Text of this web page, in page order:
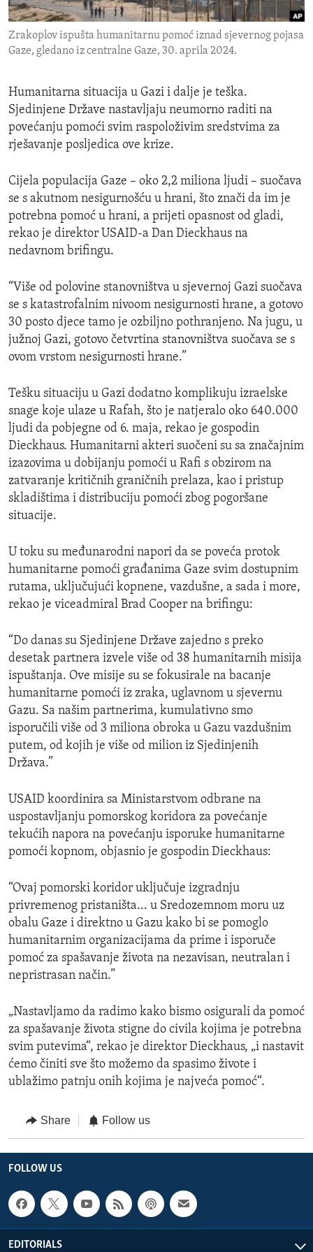
ENVIRONMENT AND HEALTH
IDEALS AND INSTITUTIONS
Zrakoplov ispušta humanitarnu pomoć iznad sjevernog pojasa
Gaze, gledano iz centralne Gaze, 30. aprila 2024.
Humanitarna situacija u Gazi i dalje je teška.
Sjedinjene Države nastavljaju neumorno raditi na
povećanju pomoći svim raspoloživim sredstvima za
rješavanje posljedica ove krize.
Cijela populacija Gaze – oko 2,2 miliona ljudi – suočava
se s akutnom nesigurnošću u hrani, što znači da im je
potrebna pomoć u hrani, a prijeti opasnost od gladi,
rekao je direktor USAID-a Dan Dieckhaus na
nedavnom brifingu.
“Više od polovine stanovništva u sjevernoj Gazi suočava
se s katastrofalnim nivoom nesigurnosti hrane, a gotovo
30 posto djece tamo je ozbiljno pothranjeno. Na jugu, u
južnoj Gazi, gotovo četvrtina stanovništva suočava se s
ovom vrstom nesigurnosti hrane.”
Tešku situaciju u Gazi dodatno komplikuju izraelske
snage koje ulaze u Rafah, što je natjeralo oko 640.000
ljudi da pobjegne od 6. maja, rekao je gospodin
Dieckhaus. Humanitarni akteri suočeni su sa značajnim
izazovima u dobijanju pomoći u Rafi s obzirom na
zatvaranje kritičnih graničnih prelaza, kao i pristup
skladištima i distribuciju pomoći zbog pogoršane
situacije.
U toku su međunarodni napori da se poveća protok
humanitarne pomoći građanima Gaze svim dostupnim
rutama, uključujući kopnene, vazdušne, a sada i more,
rekao je viceadmiral Brad Cooper na brifingu:
“Do danas su Sjedinjene Države zajedno s preko
desetak partnera izvele više od 38 humanitarnih misija
ispuštanja. Ove misije su se fokusirale na bacanje
humanitarne pomoći iz zraka, uglavnom u sjevernu
Gazu. Sa našim partnerima, kumulativno smo
isporučili više od 3 miliona obroka u Gazu vazdušnim
putem, od kojih je više od milion iz Sjedinjenih
Država.”
USAID koordinira sa Ministarstvom odbrane na
uspostavljanju pomorskog koridora za povećanje
tekućih napora na povećanju isporuke humanitarne
pomoći kopnom, objasnio je gospodin Dieckhaus:
“Ovaj pomorski koridor uključuje izgradnju
privremenog pristaništa... u Sredozemnom moru uz
obalu Gaze i direktno u Gazu kako bi se pomoglo
humanitarnim organizacijama da prime i isporuče
pomoć za spašavanje života na nezavisan, neutralan i
nepristrasan način.”
„Nastavljamo da radimo kako bismo osigurali da pomoć
za spašavanje života stigne do civila kojima je potrebna
svim putevima“, rekao je direktor Dieckhaus, „i nastavit
ćemo činiti sve što možemo da spasimo živote i
ublažimo patnju onih kojima je najveća pomoć“.
Share Follow us
FOLLOW US
EDITORIALS